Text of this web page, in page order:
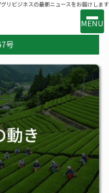
グリビジネスの最新ニュースをお届けします
MENU
お問い合わせ
購読のお申込み
動き メーカー・流通の動き
号